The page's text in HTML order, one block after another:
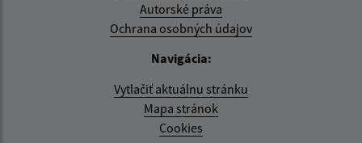
Autorské práva
Ochrana osobných údajov
Navigácia:
Vytlačiť aktuálnu stránku
Mapa stránok
Cookies